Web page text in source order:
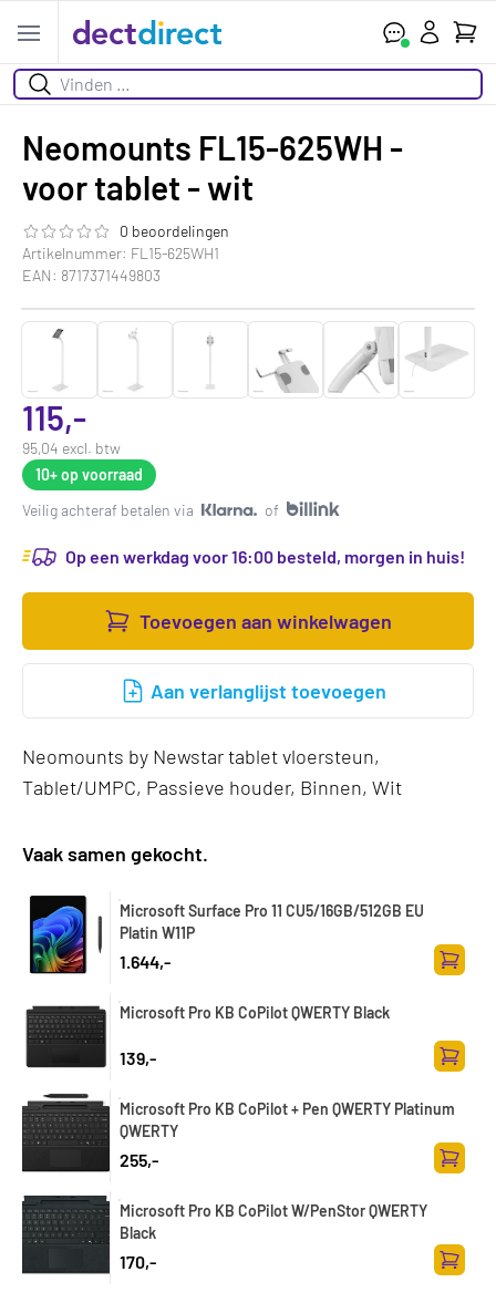
Open menu
Zoeken
Neomounts FL15-625WH -
voor tablet - wit
De beoordeling van dit product is
0 beoordelingen
Artikelnummer: FL15-625WH1
EAN: 8717371449803
115,-
95,04 excl. btw
10+op voorraad
Veilig achteraf betalen via
of
Op een werkdag voor 16:00 besteld, morgen in huis!
Toevoegen aan winkelwagen
Aan verlanglijst toevoegen
Neomounts by Newstar tablet vloersteun,
Tablet/UMPC, Passieve houder, Binnen, Wit
Vaak samen gekocht.
Microsoft Surface Pro 11 CU5/16GB/512GB EU
Platin W11P
1.644,-
Microsoft Pro KB CoPilot QWERTY Black
139,-
Microsoft Pro KB CoPilot + Pen QWERTY Platinum
QWERTY
255,-
Microsoft Pro KB CoPilot W/PenStor QWERTY
Black
170,-